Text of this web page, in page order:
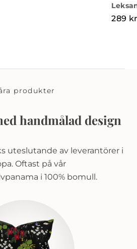
289
produkter
handmålad design
uteslutande av leverantörer i
Oftast på vår
i 100% bomull.